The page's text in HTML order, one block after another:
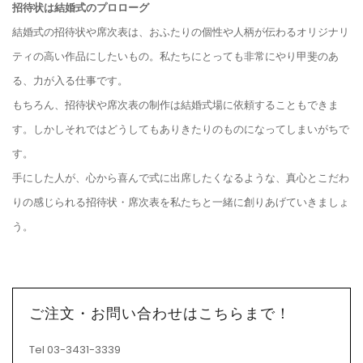
招待状は結婚式のプロローグ
結婚式の招待状や席次表は、おふたりの個性や人柄が伝わるオリジナリ
ティの高い作品にしたいもの。私たちにとっても非常にやり甲斐のあ
る、力が入る仕事です。
もちろん、招待状や席次表の制作は結婚式場に依頼することもできま
す。しかしそれではどうしてもありきたりのものになってしまいがちで
す。
手にした人が、心から喜んで式に出席したくなるような、真心とこだわ
りの感じられる招待状・席次表を私たちと一緒に創りあげていきましょ
う。
ご注文・お問い合わせはこちらまで！
Tel 03-3431-3339